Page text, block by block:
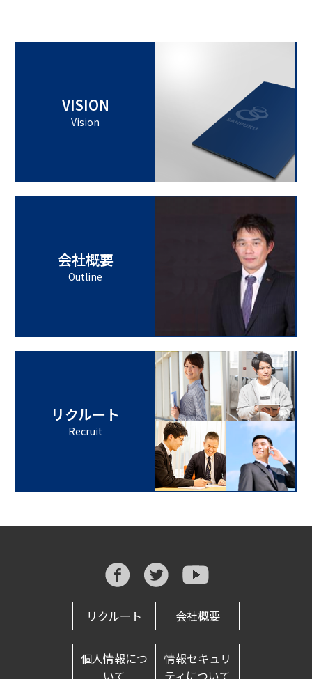
VISION
Vision
会社概要
Outline
リクルート
Recruit
リクルート 会社概要
個人情報につ
いて
情報セキュリ
ティについて